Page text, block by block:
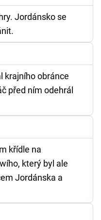
Jordánsko se
krajního obránce
před ním odehrál
křídle na
který byl ale
Jordánska a